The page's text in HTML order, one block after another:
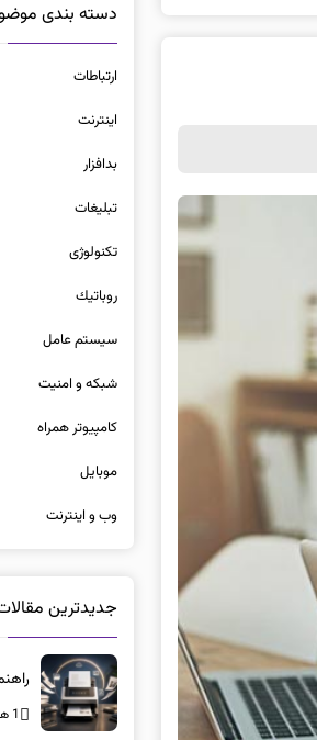
دسته بندی
ارتباطات
اينترنت
بدافزار
تبلیغات
تکنولوژی
روباتيك
سيستم عامل
شبكه و امنيت
كامپيوتر همراه
موبايل
وب و اينترنت
جدیدترین
1 هفته پیش